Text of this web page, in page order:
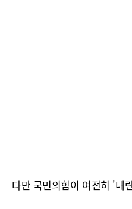
다만 국민의힘이 여전히 '내